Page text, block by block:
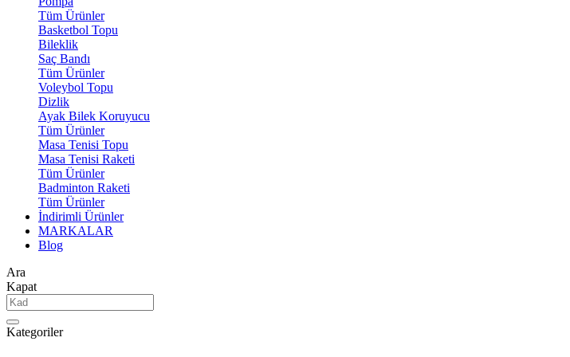
Tüm Ürünler
Basketbol Topu
Bileklik
Saç Bandı
Tüm Ürünler
Voleybol Topu
Dizlik
Ayak Bilek Koruyucu
Tüm Ürünler
Masa Tenisi Topu
Masa Tenisi Raketi
Tüm Ürünler
Badminton Raketi
Tüm Ürünler
İndirimli Ürünler
MARKALAR
Blog
Ara
Kapat
Kategoriler